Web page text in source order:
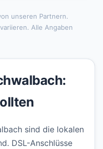
unseren Partnern.
Alle Angaben
sind die lokalen
DSL-Anschlüsse